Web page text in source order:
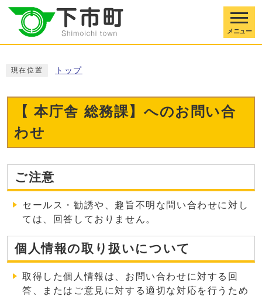
メニュー
現在位置 トップ
【 本庁舎 総務課】へのお問い合
わせ
ご注意
セールス・勧誘や、趣旨不明な問い合わせに対し
ては、回答しておりません。
個人情報の取り扱いについて
取得した個人情報は、お問い合わせに対する回
答、またはご意見に対する適切な対応を行うため